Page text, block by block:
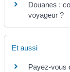
Douanes :
voyageur ?
Et aussi
Payez-vous